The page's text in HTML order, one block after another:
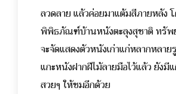
ลวดลาย แล้วค่อยมาแต้มสีภายหลัง
พิพิธภัณฑ์บ้านหนังตะลุงสุชาติ ทรัพ
จะจัดแสดงตัวหนังเก่าแก่หลากหลา
แกะหนังฝากฝีไม้ลายมือไว้แล้ว ยังมี
สวยๆ ให้ชมอีกด้วย